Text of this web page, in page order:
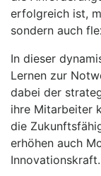
erfolgreich ist,
sondern auch
In dieser
Lernen zur
dabei der
ihre Mitarbeiter
die
erhöhen auch
Innovationskraft.